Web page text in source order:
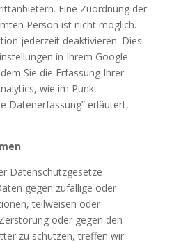
Eine Zuordnung der
Person ist nicht möglich.
jederzeit deaktivieren. Dies
in Ihrem Google-
Sie die Erfassung Ihrer
wie im Punkt
Datenerfassung” erläutert,
Datenschutzgesetze
gegen zufällige oder
teilweisen oder
oder gegen den
zu schützen, treffen wir